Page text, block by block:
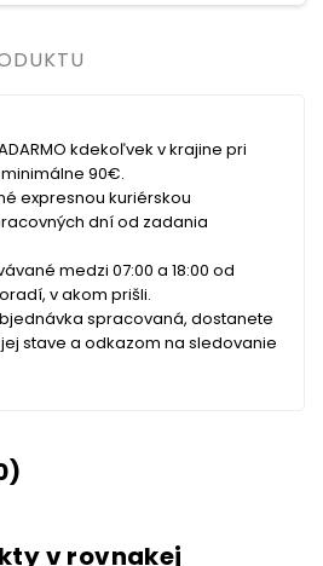
kdekoľvek v krajine pri
90€.
expresnou kuriérskou
dní od zadania
medzi 07:00 a 18:00 od
v akom prišli.
spracovaná, dostanete
stave a odkazom na sledovanie
v rovnakej